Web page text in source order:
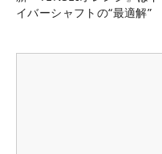
イバーシャフトの“最適解”